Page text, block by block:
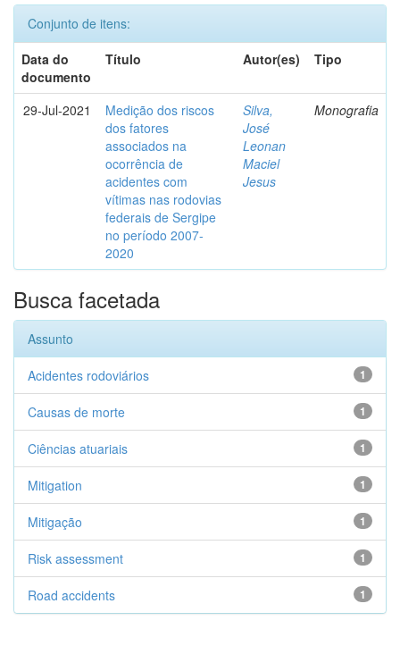
Conjunto de itens:
Data do
documento
Título Autor(es) Tipo
29-Jul-2021
Medição dos riscos
dos fatores
associados na
ocorrência de
acidentes com
vítimas nas rodovias
federais de Sergipe
no período 2007-
2020
Silva,
José
Leonan
Maciel
Jesus
Monografia
Busca facetada
Assunto
1
Acidentes rodoviários
1
Causas de morte
1
Ciências atuariais
1
Mitigation
1
Mitigação
1
Risk assessment
1
Road accidents